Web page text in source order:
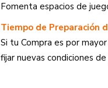
Fomenta espacios de
Tiempo de Preparación
Si tu Compra es por
fijar nuevas condiciones